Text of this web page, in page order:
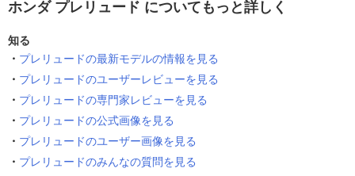
ホンダ プレリュード についてもっと詳しく
知る
プレリュードの最新モデルの情報を見る
プレリュードのユーザーレビューを見る
プレリュードの専門家レビューを見る
プレリュードの公式画像を見る
プレリュードのユーザー画像を見る
プレリュードのみんなの質問を見る